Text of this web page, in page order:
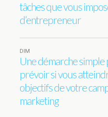
tâches que vous
d’entrepreneur
DIM
Une démarche
prévoir si vous
objectifs de votre
marketing